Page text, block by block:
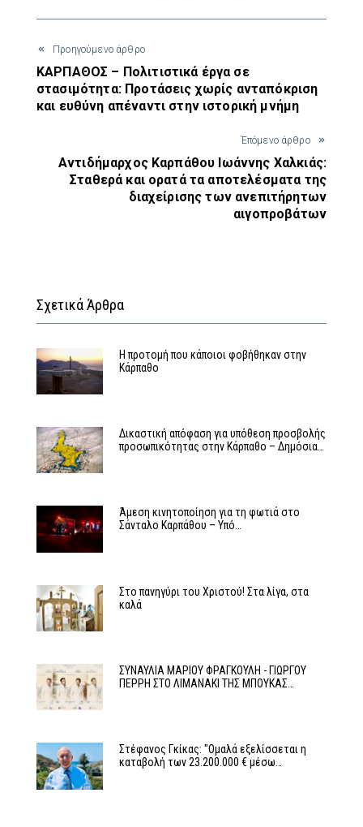
Προηγούμενο άρθρο
ΚΑΡΠΑΘΟΣ – Πολιτιστικά έργα σε
στασιμότητα: Προτάσεις χωρίς ανταπόκριση
και ευθύνη απέναντι στην ιστορική μνήμη
Έπόμενο άρθρο
Αντιδήμαρχος Καρπάθου Ιωάννης Χαλκιάς:
Σταθερά και ορατά τα αποτελέσματα της
διαχείρισης των ανεπιτήρητων
αιγοπροβάτων
Σχετικά Άρθρα
Η προτομή που κάποιοι φοβήθηκαν στην
Κάρπαθο
Δικαστική απόφαση για υπόθεση προσβολής
προσωπικότητας στην Κάρπαθο – Δημόσια…
Άμεση κινητοποίηση για τη φωτιά στο
Σάνταλο Καρπάθου – Υπό…
Στο πανηγύρι του Χριστού! Στα λίγα, στα
καλά
ΣΥΝΑΥΛΙΑ ΜΑΡΙΟΥ ΦΡΑΓΚΟΥΛΗ - ΓΙΩΡΓΟΥ
ΠΕΡΡΗ ΣΤΟ ΛΙΜΑΝΑΚΙ ΤΗΣ ΜΠΟΥΚΑΣ…
Στέφανος Γκίκας: "Ομαλά εξελίσσεται η
καταβολή των 23.200.000 € μέσω…